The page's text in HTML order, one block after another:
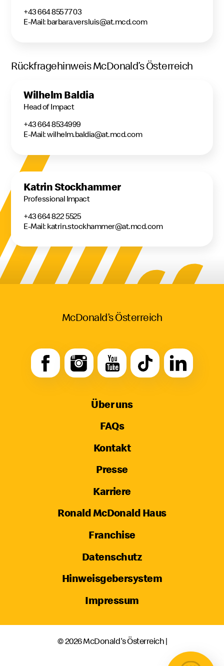
+43 664 855 77 03
E-Mail: barbara.versluis@at.mcd.com
Rückfragehinweis McDonald’s Österreich
Wilhelm Baldia
Head of Impact
+43 664 8534999
E-Mail: wilhelm.baldia@at.mcd.com
Katrin Stockhammer
Professional Impact
+43 664 822 5525
E-Mail: katrin.stockhammer@at.mcd.com
McDonald’s Österreich
Über uns
FAQs
Kontakt
Presse
Karriere
Ronald McDonald Haus
Franchise
Datenschutz
Hinweisgebersystem
Impressum
© 2026 McDonald's Österreich |